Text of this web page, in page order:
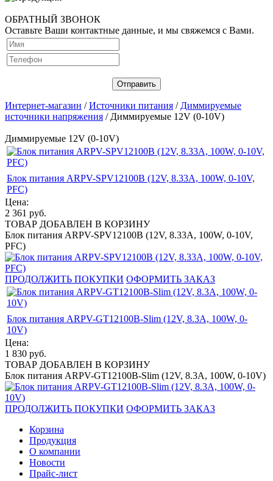
ОБРАТНЫЙ ЗВОНОК
Оставьте Ваши контактные данные, и мы свяжемся с Вами.
Интернет-магазин /Источники питания / Диммируемые
источники напряжения / Диммируемые 12V (0-10V)
Диммируемые 12V (0-10V)
Блок питания ARPV-SPV12100B (12V, 8.33A, 100W, 0-10V,
PFC)
Цена:
2 361 руб.
ТОВАР ДОБАВЛЕН В КОРЗИНУ
Блок питания ARPV-SPV12100B (12V, 8.33A, 100W, 0-10V,
PFC)
ПРОДОЛЖИТЬ ПОКУПКИ ОФОРМИТЬ ЗАКАЗ
Блок питания ARPV-GT12100B-Slim (12V, 8.3A, 100W, 0-
10V)
Цена:
1 830 руб.
ТОВАР ДОБАВЛЕН В КОРЗИНУ
Блок питания ARPV-GT12100B-Slim (12V, 8.3A, 100W, 0-10V)
ПРОДОЛЖИТЬ ПОКУПКИ ОФОРМИТЬ ЗАКАЗ
Корзина
Продукция
О компании
Новости
Прайс-лист